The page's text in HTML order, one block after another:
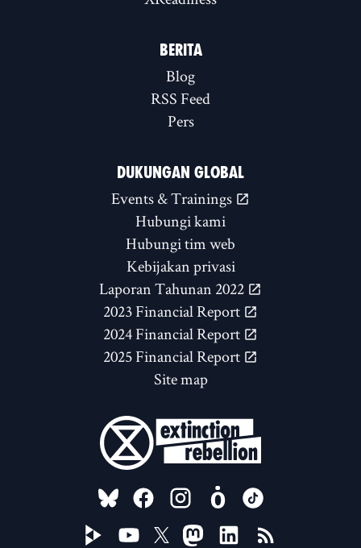
BERITA
Blog
RSS Feed
Pers
DUKUNGAN GLOBAL
Events & Trainings
Hubungi kami
Hubungi tim web
Kebijakan privasi
Laporan Tahunan 2022
2023 Financial Report
2024 Financial Report
2025 Financial Report
Site map
FOLLOW US ON